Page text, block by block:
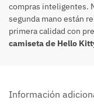
compras inteligentes.
segunda mano están
primera calidad con
camiseta de Hello
Información